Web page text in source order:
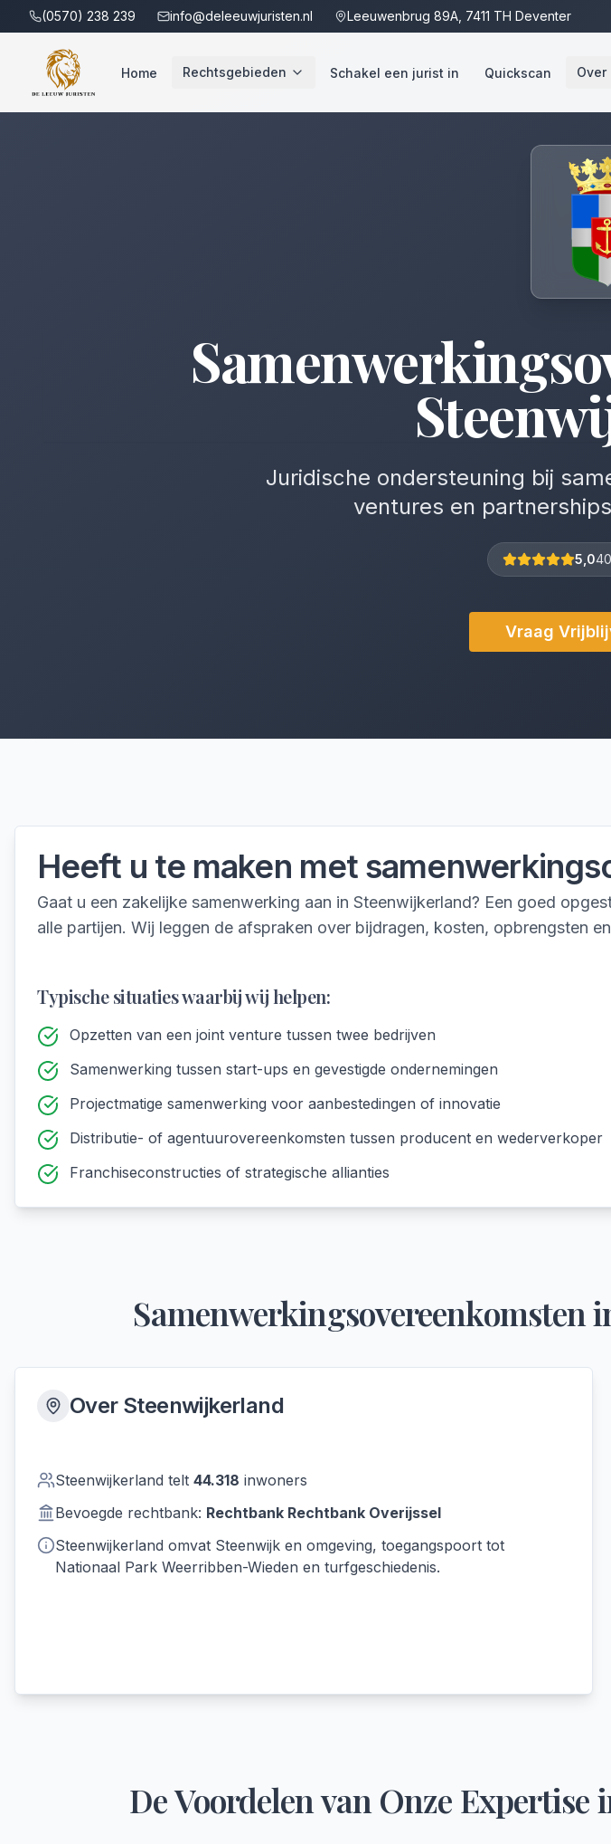
(0570) 238 239 info@deleeuwjuristen.nl Leeuwenbrug 89A, 7411 TH Deventer
Home Rechtsgebieden Schakel een jurist in Quickscan Over
Juridische ondersteuning bij
ventures en
5,0
Vraag
Heeft u te maken met
Gaat u een zakelijke samenwerking aan in Steenwijkerland? Een goed
alle partijen. Wij leggen de afspraken over bijdragen, kosten, opbrengsten
Typische situaties waarbij wij helpen:
Opzetten van een joint venture tussen twee bedrijven
Samenwerking tussen start-ups en gevestigde ondernemingen
Projectmatige samenwerking voor aanbestedingen of innovatie
Distributie- of agentuurovereenkomsten tussen producent en wederverkoper
Franchiseconstructies of strategische allianties
Samenwerkingsovereenkomsten
Over Steenwijkerland
Steenwijkerland telt 44.318 inwoners
Bevoegde rechtbank: Rechtbank Rechtbank Overijssel
Steenwijkerland omvat Steenwijk en omgeving, toegangspoort tot
Nationaal Park Weerribben-Wieden en turfgeschiedenis.
De Voordelen van Onze Expertise